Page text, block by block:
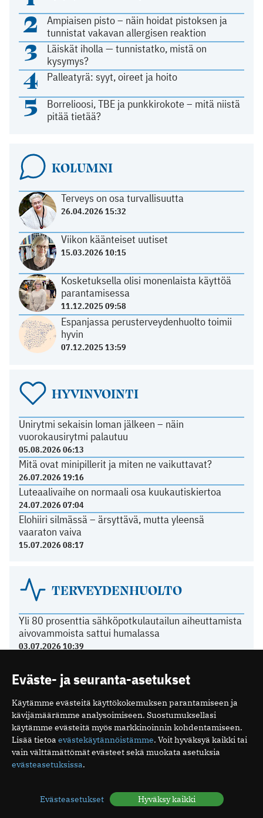
2
Ampiaisen pisto – näin hoidat pistoksen ja
tunnistat vakavan allergisen reaktion
3
Läiskät iholla — tunnistatko, mistä on
kysymys?
4 Palleatyrä: syyt, oireet ja hoito
5
Borrelioosi, TBE ja punkkirokote – mitä niistä
pitää tietää?
KOLUMNI
Terveys on osa turvallisuutta
26.04.2026 15:32
Viikon käänteiset uutiset
15.03.2026 10:15
Kosketuksella olisi monenlaista käyttöä
parantamisessa
11.12.2025 09:58
Espanjassa perusterveydenhuolto toimii
hyvin
07.12.2025 13:59
HYVINVOINTI
Unirytmi sekaisin loman jälkeen – näin
vuorokausirytmi palautuu
05.08.2026 06:13
Mitä ovat minipillerit ja miten ne vaikuttavat?
26.07.2026 19:16
Luteaalivaihe on normaali osa kuukautiskiertoa
24.07.2026 07:04
Elohiiri silmässä – ärsyttävä, mutta yleensä
vaaraton vaiva
15.07.2026 08:17
TERVEYDENHUOLTO
Yli 80 prosenttia sähköpotkulautailun aiheuttamista
aivovammoista sattui humalassa
03.07.2026 10:39
lääkäriin
04.05.2026 08:52
Suomalaisen tehohoidon tulokset ovat hyviä
15.12.2025 08:19
Espanjassa perusterveydenhuolto toimii hyvin
07.12.2025 13:59
LÄÄKÄRILIITOSTA
Eväste- ja seuranta-asetukset
Käytämme evästeitä käyttökokemuksen parantamiseen ja
kävijämäärämme analysoimiseen. Suostumuksellasi
käytämme evästeitä myös markkinoinnin kohdentamiseen.
Lisää tietoa evästekäytännöistämme. Voit hyväksyä kaikki tai
vain välttämättömät evästeet sekä muokata asetuksia
evästeasetuksissa.
Evästeasetukset Hyväksy kaikki